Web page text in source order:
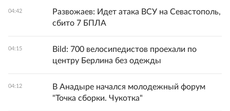
04:42
Развожаев: Идет атака ВСУ на Севастополь,
сбито 7 БПЛА
04:15
Bild: 700 велосипедистов проехали по
центру Берлина без одежды
04:12
В Анадыре начался молодежный форум
"Точка сборки. Чукотка"